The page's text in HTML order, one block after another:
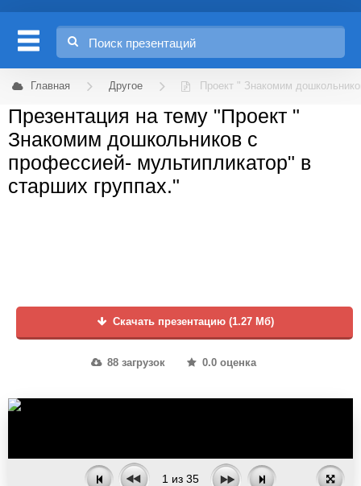
Главная Другое Проект " Знакомим
Презентация на тему "Проект "
Знакомим дошкольников с
профессией- мультипликатор" в
старших группах."
Скачать презентацию (1.27 Мб)
88 загрузок 0.0 оценка
1 из 35